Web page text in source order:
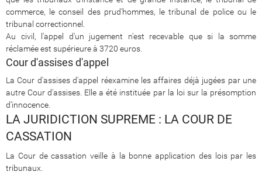
commerce, le conseil des prud'hommes, le tribunal de police ou le
tribunal correctionnel.
Au civil, l'appel d'un jugement n'est recevable que si la somme
réclamée est supérieure à 3720 euros.
Cour d'assises d'appel
La Cour d'assises d'appel réexamine les affaires déjà jugées par une
autre Cour d'assises. Elle a été instituée par la loi sur la présomption
d'innocence.
LA JURIDICTION SUPREME : LA COUR DE
CASSATION
La Cour de cassation veille à la bonne application des lois par les
tribunaux.